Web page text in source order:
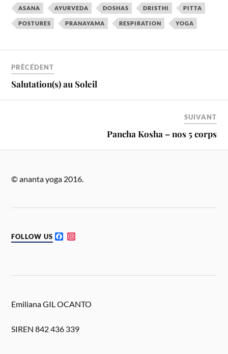
e
b
o
o
ASANA AYURVEDA DOSHAS DRISTHI PITTA
POSTURES PRANAYAMA RESPIRATION YOGA
PRÉCÉDENT
Salutation(s) au Soleil
SUIVANT
Pancha Kosha – nos 5 corps
© ananta yoga 2016.
FOLLOW US
F
o
g
m
Emiliana GIL OCANTO
SIREN 842 436 339